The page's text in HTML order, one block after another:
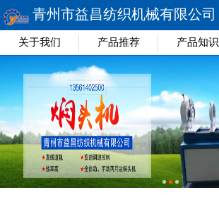
青州市益昌纺织机械有限公司
关于我们 产品推荐 产品知识